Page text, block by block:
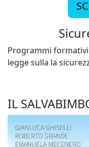
Programmi
legge sulla la
IL